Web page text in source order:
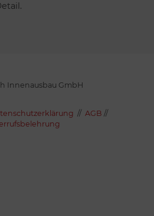
Innenausbau GmbH
// AGB //